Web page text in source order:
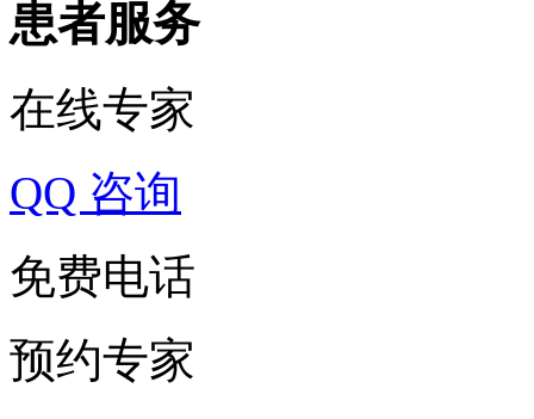
患者服务
在线专家
QQ 咨询
免费电话
预约专家